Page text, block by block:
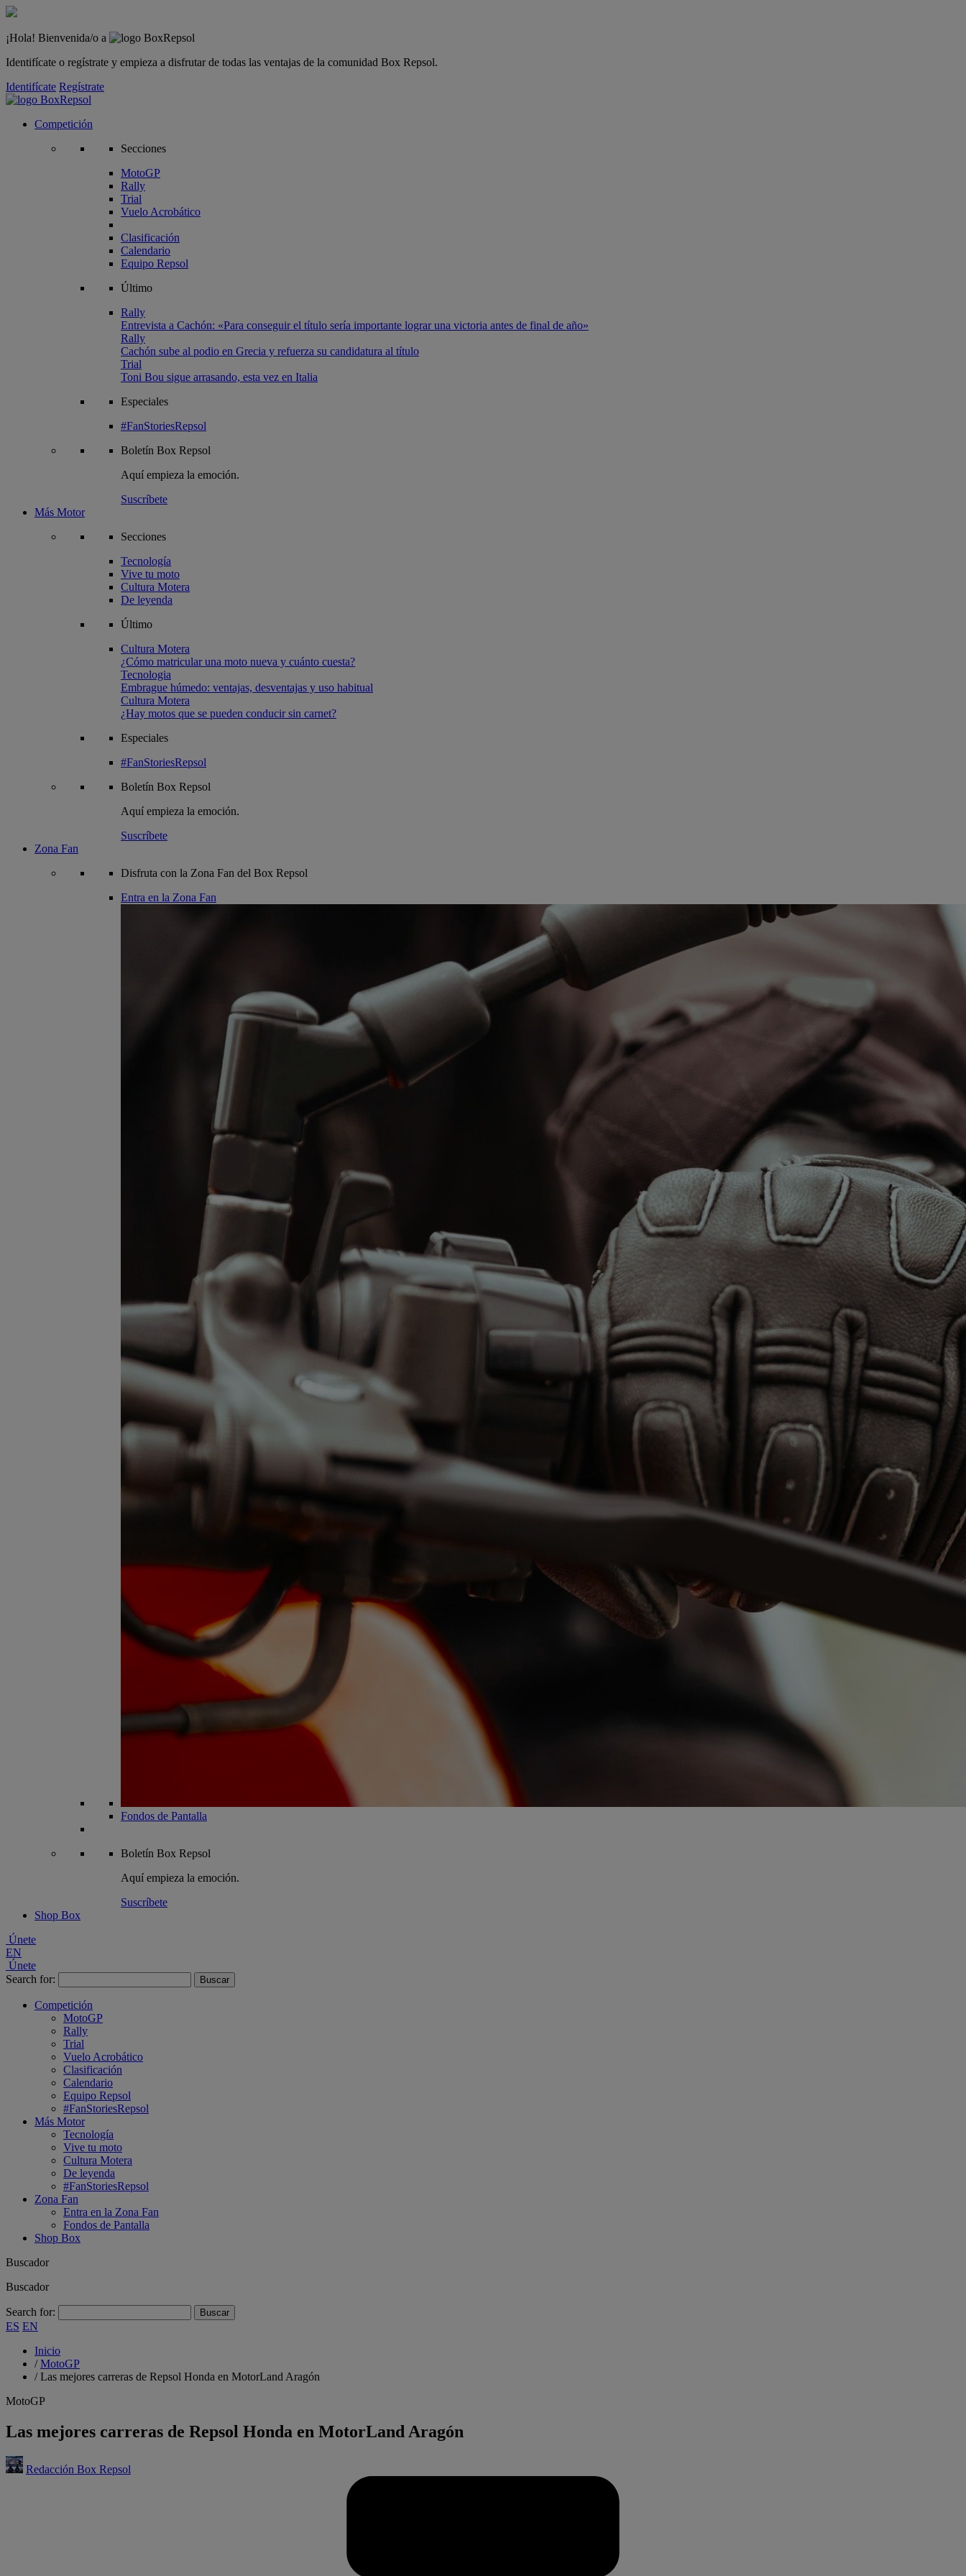
¡Hola! Bienvenida/o a
Identifícate o regístrate y empieza a disfrutar de todas las ventajas de la comunidad Box Repsol.
Identifícate Regístrate
Competición
Secciones
MotoGP
Rally
Trial
Vuelo Acrobático
Clasificación
Calendario
Equipo Repsol
Último
Rally
Entrevista a Cachón: «Para conseguir el título sería importante lograr una victoria antes de final de año»
Rally
Cachón sube al podio en Grecia y refuerza su candidatura al título
Trial
Toni Bou sigue arrasando, esta vez en Italia
Especiales
#FanStoriesRepsol
Boletín Box Repsol
Aquí empieza la emoción.
Suscríbete
Más Motor
Secciones
Tecnología
Vive tu moto
Cultura Motera
De leyenda
Último
Cultura Motera
¿Cómo matricular una moto nueva y cuánto cuesta?
Tecnologia
Embrague húmedo: ventajas, desventajas y uso habitual
Cultura Motera
¿Hay motos que se pueden conducir sin carnet?
Especiales
#FanStoriesRepsol
Boletín Box Repsol
Aquí empieza la emoción.
Suscríbete
Zona Fan
Disfruta con la Zona Fan del Box Repsol
Entra en la Zona Fan
Fondos de Pantalla
Boletín Box Repsol
Aquí empieza la emoción.
Suscríbete
Shop Box
Únete
EN
Únete
Search for:
Competición
MotoGP
Rally
Trial
Vuelo Acrobático
Clasificación
Calendario
Equipo Repsol
#FanStoriesRepsol
Más Motor
Tecnología
Vive tu moto
Cultura Motera
De leyenda
#FanStoriesRepsol
Zona Fan
Entra en la Zona Fan
Fondos de Pantalla
Shop Box
Buscador
Buscador
Search for:
ES EN
Inicio
/MotoGP
/Las mejores carreras de Repsol Honda en MotorLand Aragón
MotoGP
Las mejores carreras de Repsol Honda en MotorLand Aragón
Redacción Box Repsol